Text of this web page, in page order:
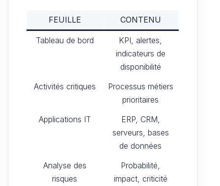
FEUILLE CONTENU
Tableau de bord
KPI, alertes,
indicateurs de
disponibilité
Activités critiques
Processus métiers
prioritaires
Applications IT
ERP, CRM,
serveurs, bases
de données
Analyse des
risques
Probabilité,
impact, criticité